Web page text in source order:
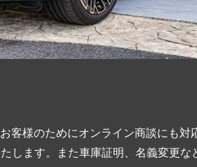
客様のためにオンライン商談にも対
します。また車庫証明、名義変更な